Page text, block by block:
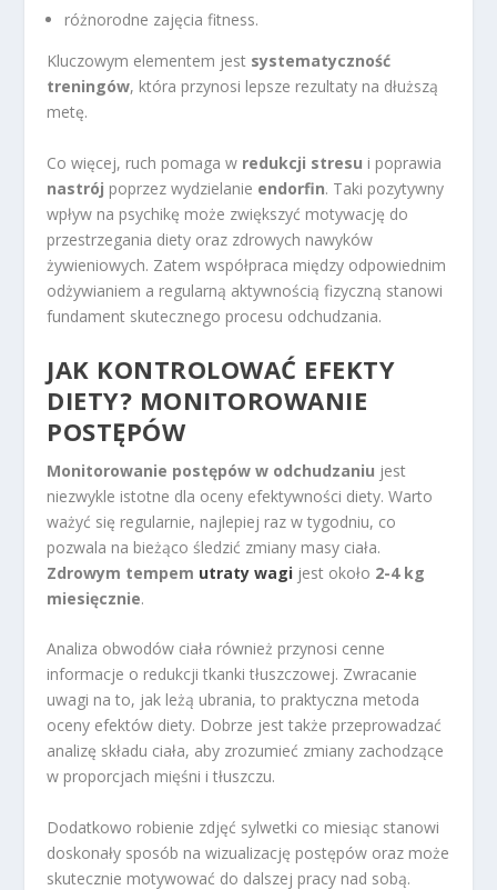
różnorodne zajęcia fitness.
Kluczowym elementem jest systematyczność
treningów, która przynosi lepsze rezultaty na dłuższą
metę.
Co więcej, ruch pomaga w redukcji stresu i poprawia
nastrój poprzez wydzielanie endorfin. Taki pozytywny
wpływ na psychikę może zwiększyć motywację do
przestrzegania diety oraz zdrowych nawyków
żywieniowych. Zatem współpraca między odpowiednim
odżywianiem a regularną aktywnością fizyczną stanowi
fundament skutecznego procesu odchudzania.
JAK KONTROLOWAĆ EFEKTY
DIETY? MONITOROWANIE
POSTĘPÓW
Monitorowanie postępów w odchudzaniu jest
niezwykle istotne dla oceny efektywności diety. Warto
ważyć się regularnie, najlepiej raz w tygodniu, co
pozwala na bieżąco śledzić zmiany masy ciała.
Zdrowym tempem utraty wagi jest około 2-4 kg
miesięcznie.
Analiza obwodów ciała również przynosi cenne
informacje o redukcji tkanki tłuszczowej. Zwracanie
uwagi na to, jak leżą ubrania, to praktyczna metoda
oceny efektów diety. Dobrze jest także przeprowadzać
analizę składu ciała, aby zrozumieć zmiany zachodzące
w proporcjach mięśni i tłuszczu.
Dodatkowo robienie zdjęć sylwetki co miesiąc stanowi
doskonały sposób na wizualizację postępów oraz może
skutecznie motywować do dalszej pracy nad sobą.